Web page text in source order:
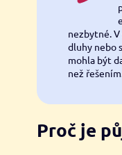
nezbytné.
dluhy nebo
mohla být
než řešením.
Proč je